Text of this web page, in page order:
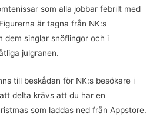
som alla jobbar febrilt med
är tagna från NK:s
dem singlar snöflingor och i
julgranen.
till beskådan för NK:s besökare i
delta krävs att du har en
som laddas ned från Appstore.